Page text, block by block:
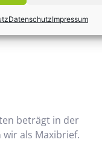
DatenschutzImpressum
profitieren. Die
der
beträgt in der
wir als Maxibrief.